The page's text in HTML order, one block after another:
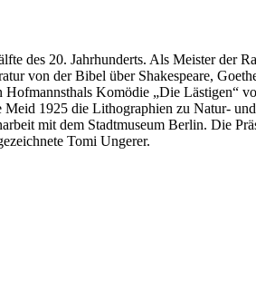
des 20. Jahrhunderts. Als Meister der
von der Bibel über Shakespeare,
Komödie „Die Lästigen“
1925 die Lithographien zu Natur-
mit dem Stadtmuseum Berlin. Die
Tomi Ungerer.